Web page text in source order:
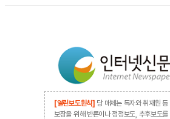
[열린보도원칙] 당 매체는 독자와 취재원 등
보장을 위해 반론이나 정정보도, 추후보도